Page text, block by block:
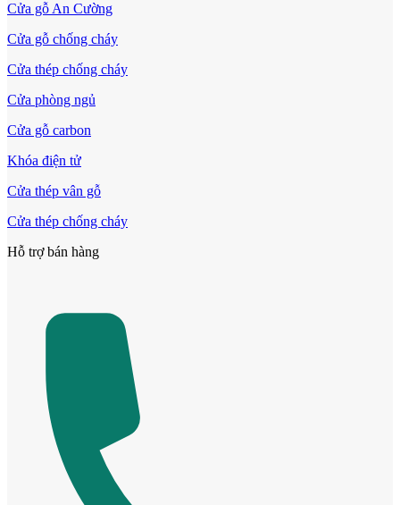
Cửa gỗ An Cường
Cửa gỗ chống cháy
Cửa thép chống cháy
Cửa phòng ngủ
Cửa gỗ carbon
Khóa điện tử
Cửa thép vân gỗ
Cửa thép chống cháy
Hỗ trợ bán hàng